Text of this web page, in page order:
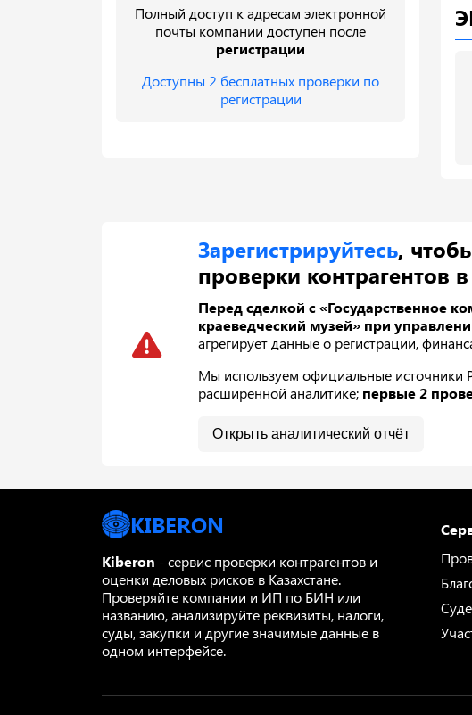
Полный доступ к адресам электронной
почты компании доступен после
регистрации
Доступны 2 бесплатных проверки по
регистрации
Зарегистрируйтесь,
проверки контрагентов
Перед сделкой с «Государственное
краеведческий музей» при
агрегирует данные о регистрации,
Мы используем официальные источники
расширенной аналитике; первые 2
Открыть аналитический отчёт
KIBERON
Kiberon - сервис проверки контрагентов и
оценки деловых рисков в Казахстане.
Проверяйте компании и ИП по БИН или
названию, анализируйте реквизиты, налоги,
суды, закупки и другие значимые данные в
одном интерфейсе.